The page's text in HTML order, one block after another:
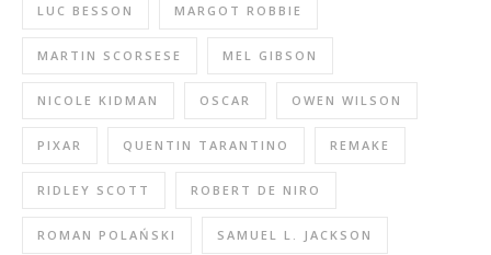
LUC BESSON MARGOT ROBBIE
MARTIN SCORSESE MEL GIBSON
NICOLE KIDMAN OSCAR OWEN WILSON
PIXAR QUENTIN TARANTINO REMAKE
RIDLEY SCOTT ROBERT DE NIRO
ROMAN POLAŃSKI SAMUEL L. JACKSON